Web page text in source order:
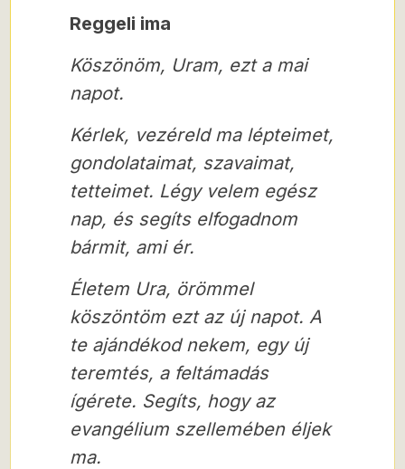
Reggeli ima
Köszönöm, Uram, ezt a mai
napot.
Kérlek, vezéreld ma lépteimet,
gondolataimat, szavaimat,
tetteimet. Légy velem egész
nap, és segíts elfogadnom
bármit, ami ér.
Életem Ura, örömmel
köszöntöm ezt az új napot. A
te ajándékod nekem, egy új
teremtés, a feltámadás
ígérete. Segíts, hogy az
evangélium szellemében éljek
ma.